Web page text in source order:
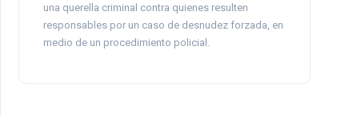
una querella criminal contra quienes resulten
responsables por un caso de desnudez forzada, en
medio de un procedimiento policial.